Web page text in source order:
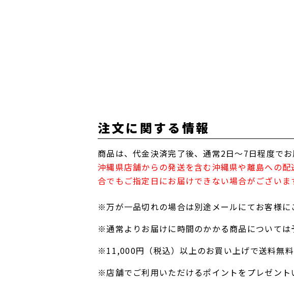
注文に関する情報
商品は、代金決済完了後、通常2日～7日程度でお
沖縄県店舗からの発送を含む沖縄県や離島への
合でもご指定日にお届けできない場合がござい
※万が一品切れの場合は別途メールにてお客様に
※通常よりお届けに時間のかかる商品については
※11,000円（税込）以上のお買い上げで送料無料
※店舗でご利用いただけるポイントをプレゼント